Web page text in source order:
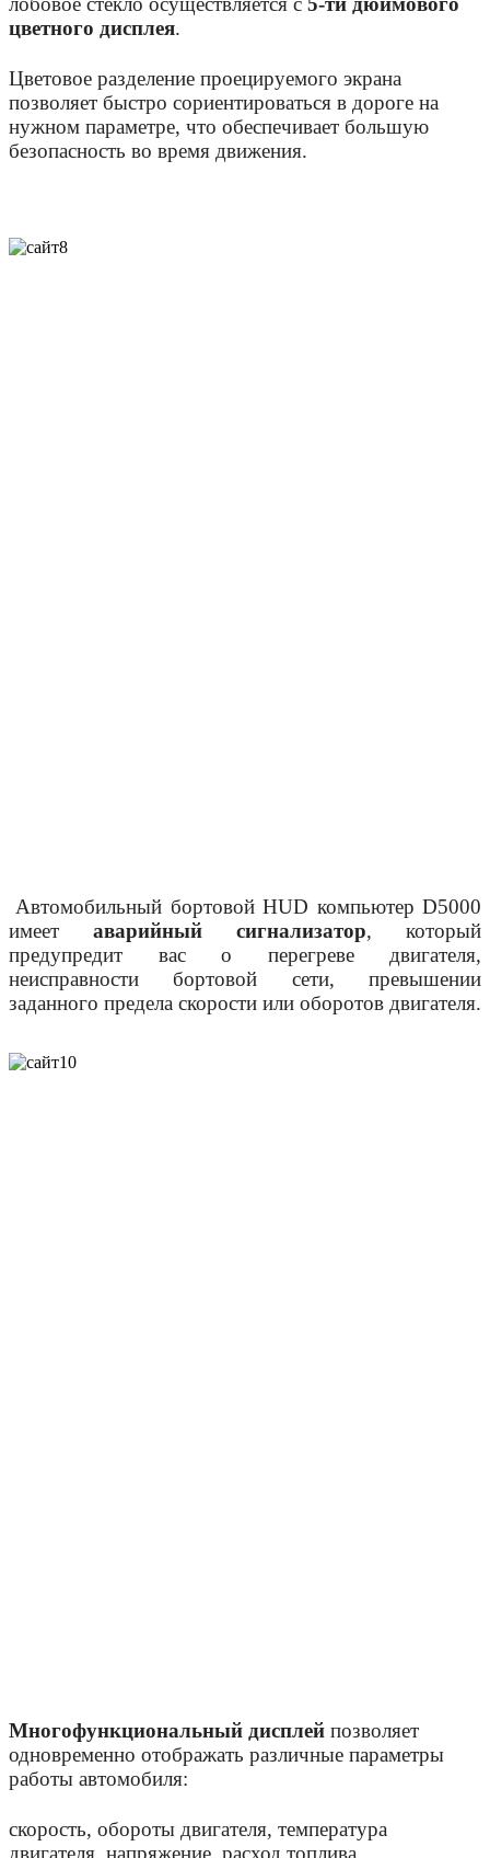
цветного дисплея.
Цветовое разделение проецируемого экрана
позволяет быстро сориентироваться в дороге на
нужном параметре, что обеспечивает большую
безопасность во время движения.
Автомобильный бортовой HUD компьютер D5000
имеет аварийный сигнализатор, который
предупредит вас о перегреве двигателя,
неисправности бортовой сети, превышении
заданного предела скорости или оборотов двигателя.
Многофункциональный дисплей позволяет
одновременно отображать различные параметры
работы автомобиля:
скорость, обороты двигателя, температура
двигателя, напряжение, расход топлива